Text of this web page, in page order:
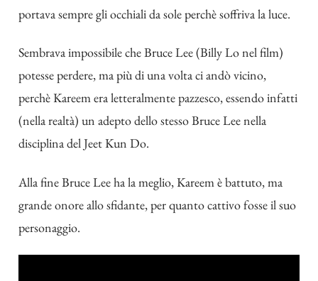
portava sempre gli occhiali da sole perchè soffriva la luce.
Sembrava impossibile che Bruce Lee (Billy Lo nel film)
potesse perdere, ma più di una volta ci andò vicino,
perchè Kareem era letteralmente pazzesco, essendo infatti
(nella realtà) un adepto dello stesso Bruce Lee nella
disciplina del Jeet Kun Do.
Alla fine Bruce Lee ha la meglio, Kareem è battuto, ma
grande onore allo sfidante, per quanto cattivo fosse il suo
personaggio.